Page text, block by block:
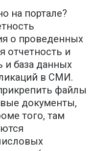
на портале?
о проведенных
отчетность и
и база данных
в СМИ.
файлы
документы,
того, там